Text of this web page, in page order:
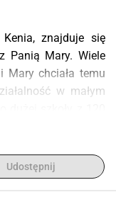
znajduje się
Panią Mary. Wiele
Mary chciała temu
w małym
których
lunch w szkole,
posiłkiem w ciągu
Udostępnij